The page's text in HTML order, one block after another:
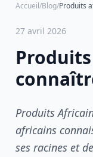
Accueil/Blog/
27 avril 2026
Produits
africains
ses racines et